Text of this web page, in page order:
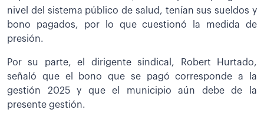
nivel del sistema público de salud, tenían sus sueldos y
bono pagados, por lo que cuestionó la medida de
presión.
Por su parte, el dirigente sindical, Robert Hurtado,
señaló que el bono que se pagó corresponde a la
gestión 2025 y que el municipio aún debe de la
presente gestión.